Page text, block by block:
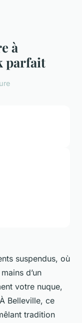
à
parfait
suspendus, où
d’un
votre nuque,
Belleville, ce
tradition